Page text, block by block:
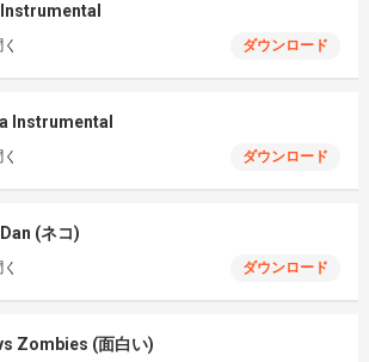
ダウンロード
Instrumental
ダウンロード
(ネコ)
ダウンロード
Zombies (面白い)